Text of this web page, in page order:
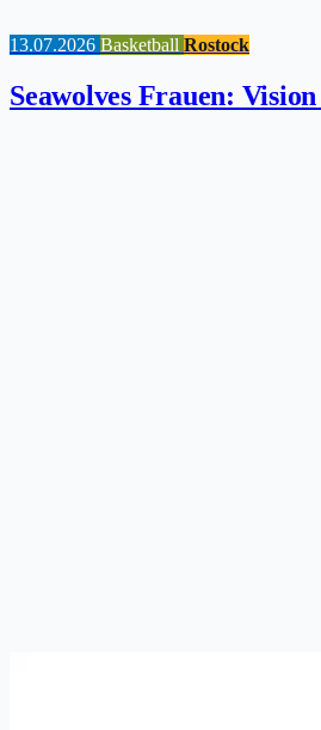
13.07.2026 Basketball Rostock
Seawolves Frauen: